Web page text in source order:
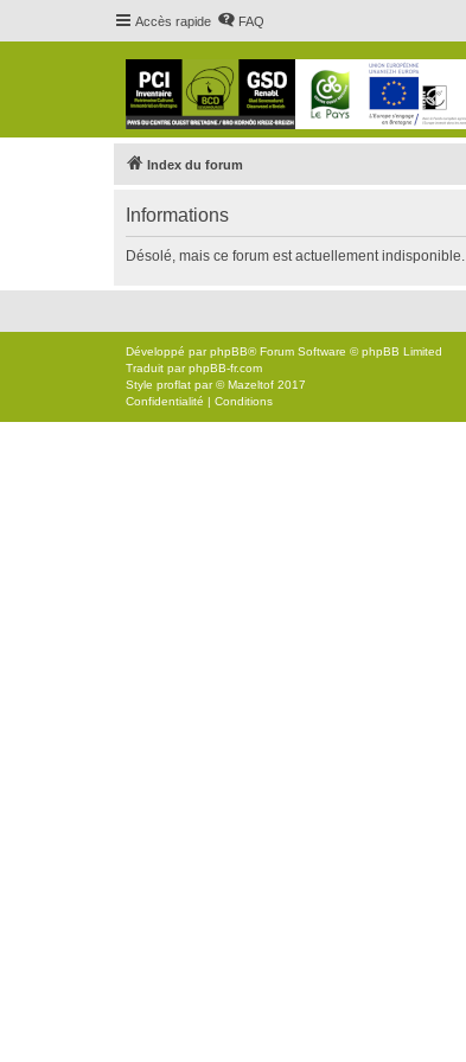
Accès rapide FAQ
Index du forum
Informations
Désolé, mais ce forum est actuellement indisponible.
Développé parphpBB® Forum Software © phpBB Limited
Traduit parphpBB-fr.com
Style proflat par ©Mazeltof 2017
Confidentialité | Conditions